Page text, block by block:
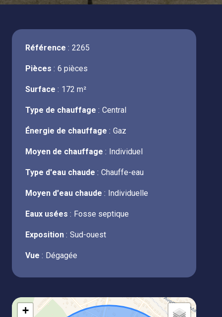
Référence 2265
Pièces 6 pièces
Surface 172 m²
Type de chauffage Central
Énergie de chauffage Gaz
Moyen de chauffage Individuel
Type d'eau chaude Chauffe-eau
Moyen d'eau chaude Individuelle
Eaux usées Fosse septique
Exposition Sud-ouest
Vue Dégagée
+